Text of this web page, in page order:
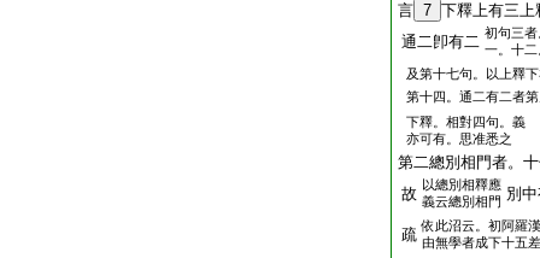
言 7 下釋上有三上
通二卽有二 初句三
一。十
及第十七句。以上釋
第十四。通二有二者
下釋。相對四句。義
亦可有。思准悉之
第二總別相門者。
故 以總別相釋應
義云總別相門 別
疏 依此沼云。初阿羅
由無學者成下十五